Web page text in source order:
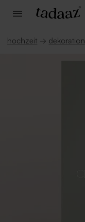
hochzeit → dekoration